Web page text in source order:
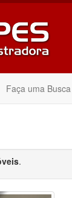
Faça uma Busca
.